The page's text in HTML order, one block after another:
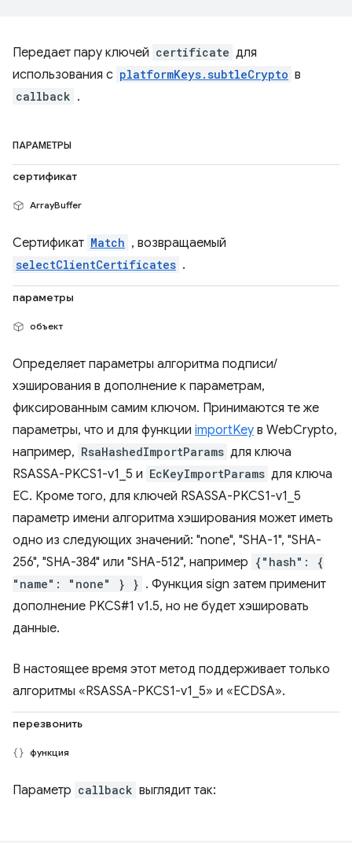
Передает пару ключей certificate для
использования с platformKeys.subtleCrypto в
callback .
ПАРАМЕТРЫ
сертификат
ArrayBuffer
Сертификат Match , возвращаемый
selectClientCertificates .
параметры
объект
Определяет параметры алгоритма подписи/
хэширования в дополнение к параметрам,
фиксированным самим ключом. Принимаются те же
параметры, что и для функции importKey в WebCrypto,
например, RsaHashedImportParams для ключа
RSASSA-PKCS1-v1_5 и EcKeyImportParams для ключа
EC. Кроме того, для ключей RSASSA-PKCS1-v1_5
параметр имени алгоритма хэширования может иметь
одно из следующих значений: "none", "SHA-1", "SHA-
256", "SHA-384" или "SHA-512", например {"hash": {
"name": "none" } } . Функция sign затем применит
дополнение PKCS#1 v1.5, но не будет хэшировать
данные.
В настоящее время этот метод поддерживает только
алгоритмы «RSASSA-PKCS1-v1_5» и «ECDSA».
перезвонить
функция
Параметр callback выглядит так: